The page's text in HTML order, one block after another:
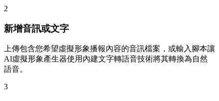
2
新增音訊或文字
上傳包含您希望虛擬形象播報內容的音訊檔案，或輸入腳本讓
AI虛擬形象產生器使用內建文字轉語音技術將其轉換為自然
語音。
3